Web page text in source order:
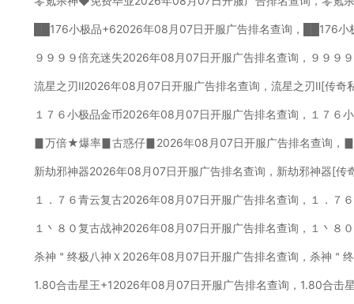
██176小极品+62026年08月07日开服广告排名查询，██176小
９９９９倍充迷失2026年08月07日开服广告排名查询，９９９
流星之刃Ⅱ2026年08月07日开服广告排名查询，流星之刃Ⅱ[传奇
１７６小极品金币2026年08月07日开服广告排名查询，１７６
▊万倍★爆率▊古惑仔▊2026年08月07日开服广告排名查询，
新劫邪神器2026年08月07日开服广告排名查询，新劫邪神器[传
１．７６青云复古2026年08月07日开服广告排名查询，１．７
１丶８０复古战神2026年08月07日开服广告排名查询，１丶８
杀神＂终极八神Ｘ2026年08月07日开服广告排名查询，杀神＂
1.80合击星王+12026年08月07日开服广告排名查询，1.80合击